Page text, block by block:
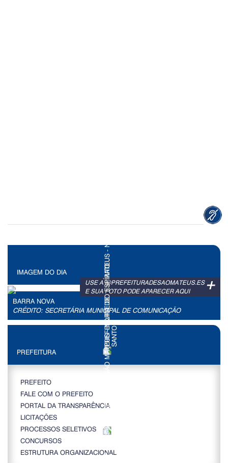
IMAGEM DO DIA
+
USE A @PREFEITURADESAOMATEUS.ES
E SUA FOTO PODE APARECER AQUI
BARRA NOVA
CRÉDITO: SECRETÁRIA MUNICIPAL DE COMUNICAÇÃO
PREFEITURA
PREFEITO
FALE COM O PREFEITO
PORTAL DA TRANSPARÊNCIA
LICITAÇÕES
PROCESSOS SELETIVOS
CONCURSOS
ESTRUTURA ORGANIZACIONAL